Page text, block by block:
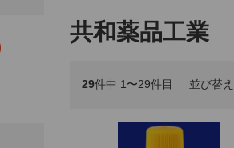
共和薬品工業
29件中 1〜29件目 並び替え